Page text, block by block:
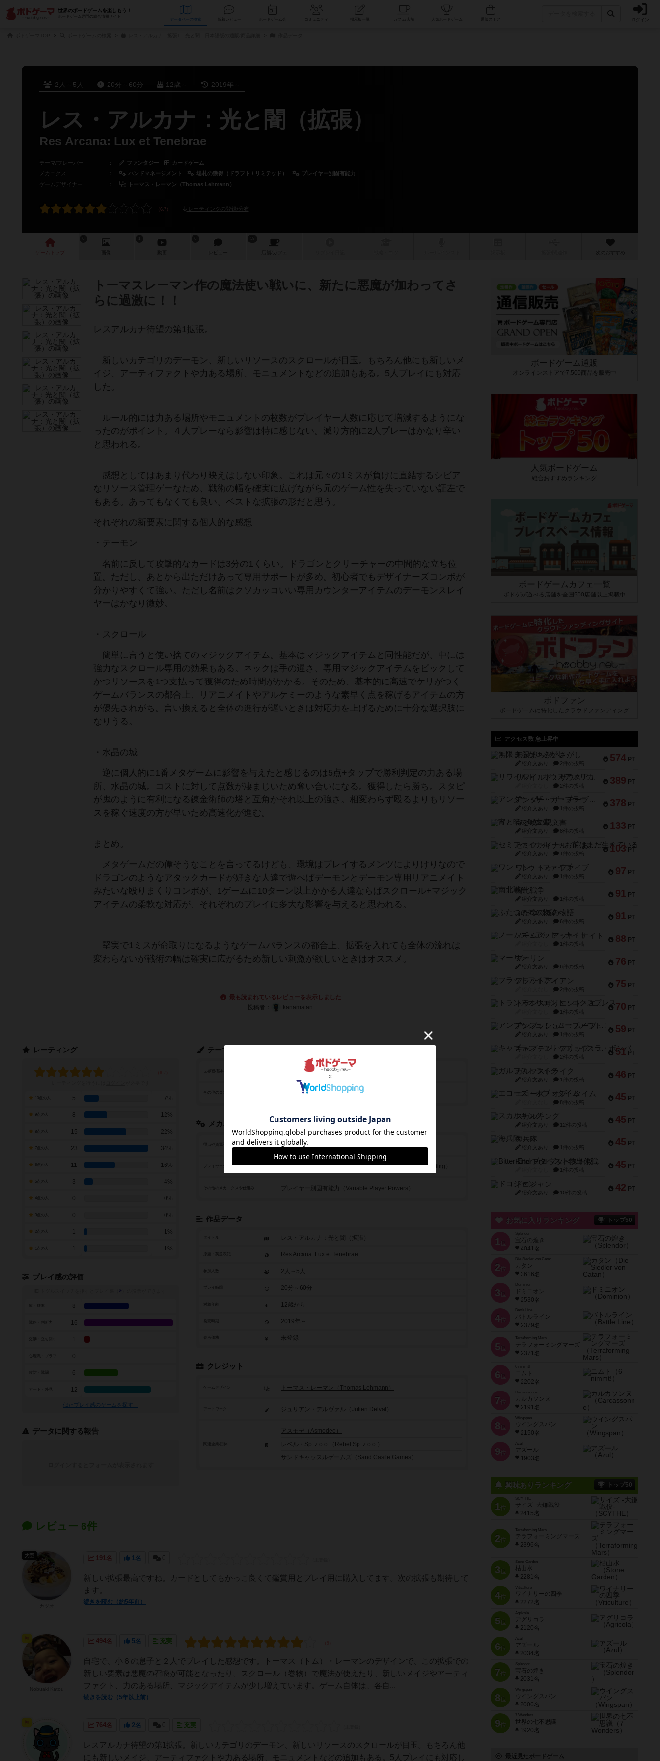
世界のボードゲームを楽しもう！
ボードゲーム専門の総合情報サイト
データベース コミュニティ 人気ボードゲーム ログイン
2人～5人 20分～60分 12歳～ 2019年～
レス・アルカナ：光と闇（拡張）
Res Arcana: Lux et Tenebrae
テーマ/フレーバー ： ファンタジー
カードゲーム
メカニクス
： ハンドマネージメント 場札の獲得（ドラフト / リミテッド）
プレイヤー別固有能力
ゲームデザイナー
： トーマス・レーマン（Thomas Lehmann）
レーティングの登録/分布
ゲーム 画像 レビュー 店舗/ カフェ 次のおすすめ
トーマスレーマン作の魔法使い戦いに、新たに悪魔が加わってさ
らに過激に！！
レスアルカナ待望の第1拡張。
新しいカテゴリのデーモン、新しいリソースのスクロールが目玉。もちろん他にも新しいメ
イジ、アーティファクトや力ある場所、モニュメントなどの追加もある。5人プレイにも対応
した。
ルール的には力ある場所やモニュメントの枚数がプレイヤー人数に応じて増減するようにな
ったのがポイント。４人プレーなら影響は特に感じない。減り方的に2人プレーはかなり辛い
と思われる。
感想としてはあまり代わり映えはしない印象。これは元々の1ミスが負けに直結するシビア
なリソース管理ゲーなため、戦術の幅を確実に広げながら元のゲーム性を失っていない証左で
もある。あってもなくても良い、ベストな拡張の形だと思う。
それぞれの新要素に関する個人的な感想
・デーモン
名前に反して攻撃的なカードは3分の1くらい。ドラゴンとクリーチャーの中間的な立ち位
置。ただし、あとから出ただけあって専用サポートが多め。初心者でもデザイナーズコンボが
分かりやすくて強い。ただし名前はクソカッコいい専用カウンターアイテムのデーモンスレイ
ヤーはかなり微妙。
・スクロール
簡単に言うと使い捨てのマジックアイテム。基本はマジックアイテムと同性能だが、中には
強力なスクロール専用の効果もある。ネックは手の遅さ、専用マジックアイテムをピックして
かつリソースを1つ支払って獲得のため時間がかかる。そのため、基本的に高速でケリがつく
ゲームバランスの都合上、リアニメイトやアルケミーのような素早く点を稼げるアイテムの方
が優先されがち。言い換えると全体の進行が遅いときは対応力を上げるために十分な選択肢に
なりうる。
・水晶の城
逆に個人的に1番メタゲームに影響を与えたと感じるのは5点+タップで勝利判定の力ある場
所、水晶の城。コストに対して点数が凄まじいため奪い合いになる。獲得したら勝ち。スタピ
が鬼のように有利になる錬金術師の塔と互角かそれ以上の強さ。相変わらず殴るよりもリソー
スを稼ぐ速度の方が早いため高速化が進む。
まとめ。
メタゲームだの偉そうなことを言ってるけども、環境はプレイするメンツによりけりなので
ドラゴンのようなアタックカードが好きな人達で遊べばデーモンとデーモン専用リアニメイト
みたいな殴りまくりコンボが、1ゲームに10ターン以上かかる人達ならばスクロール+マジック
アイテムの柔軟な対応が、それぞれのプレイに多大な影響を与えると思われる。
堅実で1ミスが命取りになるようなゲームバランスの都合上、拡張を入れても全体の流れは
変わらないが戦術の幅は確実に広がるため新しい刺激が欲しいときはオススメ。
最も読まれているレビューを表示しました
投稿者：
kanamatan
テーマ/フレーバー
ファンタジー（Fantasy）
カードゲーム（Card Game）
メカニクス
得点や資源等の獲得ルール ハンドマネージメント（Hand Management）
プレイヤーの干渉/影響アクション 場札の獲得（ドラフト / リミテッド）（Limited / Card Drafting）
その他のメカニクスや仕組み プレイヤー別固有能力（Variable Player Powers）
作品データ
タイトル レス・アルカナ：光と闇（拡張）
Res Arcana: Lux et Tenebrae
参加人数 2人～5人
20分～60分
12歳から
2019年～
参考価格 未登録
クレジット
ゲームデザイン トーマス・レーマン（Thomas Lehmann）
アートワーク ジュリアン・デルヴァル（Julien Delval）
アスモデ（Asmodee）
レベル・Sp. z o.o.（Rebel Sp. z o.o.）
サンドキャッスルゲームズ（Sand Castle Games）
レーティング
5 7%
8 12%
15 22%
7点の人 23 34%
11 16%
3 4%
0 0%
0 0%
1 1%
1 1%
プレイ感の評価
※
8
戦略・判断力 16
1
0
6
アート・外見 12
似たプレイ感のゲームを探す→
データに関する報告
レビュー 6件
191名 1名 0
新しい拡張最高ですね。カードとしてもかっこ良くて鑑賞用とプレイ用に購入してます。次の拡張も期待して
ます。
続きを読む（約5年前）
大臣
494名 5名 充実
自宅で、小６の息子と２人でプレイした感想です。トーマス（トム）・レーマンのデザインで、この拡張での
新しい要素は悪魔の召喚が可能となったり、スクロール（巻物）で魔法が使えたり、新しいメイジやアーティ
ファクト、力のある場所、マジックアイテムが少し増えています。ゲーム自体は、各自...
続きを読む（5年以上前）
764名 2名 0 充実
レスアルカナ待望の第1拡張。新しいカテゴリのデーモン、新しいリソースのスクロールが目玉。もちろん他
にも新しいメイジ、アーティファクトや力ある場所、モニュメントなどの追加もある。5人プレイにも対応し
ボードゲーム通販
オンラインストアで7,500商品を販売中
人気ボードゲーム
総合おすすめランキング
ボードゲームカフェ一覧
ボドゲが遊べる店舗を全国500店舗以上掲載中
ボドファン
ボードゲームに特化したクラウドファンディング
アクセス数 急上昇中
574 PT
無限まちがいさがし
紹介文あり 2件の投稿
389 PT
リワイルド：サウスアメリカ
2件の投稿
378 PT
アンダー・ザ・テーブラー
紹介文あり 1件の投稿
133 PT
宵と暁の呪文書
紹介文あり 8件の投稿
103 PT
セミファイナル ～お前はまだ生きている～
紹介文あり 1件の投稿
97 PT
ワン・トゥ・ファイブ
紹介文あり 1件の投稿
91 PT
南北戦争
紹介文あり 1件の投稿
91 PT
ふたつの城の物語
紹介文あり 6件の投稿
88 PT
ノームズ・アット・ナイト
1件の投稿
76 PT
マーリン
紹介文あり 6件の投稿
75 PT
フラットアイアン
2件の投稿
70 PT
トランスオリエント・エクスプレス
1件の投稿
59 PT
アンブッシュ！：ムーブアウト！
紹介文あり 1件の投稿
51 PT
キャプテン・フリップ：イスラ・ボンバ
2件の投稿
46 PT
ガルフストライク
紹介文あり 1件の投稿
45 PT
エコーズ・オブ・タイム
8件の投稿
45 PT
スカルキング
紹介文あり 12件の投稿
45 PT
海兵隊
紹介文あり 1件の投稿
45 PT
Bitter End ブタペスト救出作戦
1件の投稿
42 PT
ドコジャン
紹介文あり 10件の投稿
お気に入りランキング トップ50
1 位
宝石の煌き
4041名
2 位
Die Siedler von Catan
カタン
3616名
3 位
ドミニオン
2530名
4位
Battle Line
バトルライン
2379名
5 位
Terraforming Mars
テラフォーミングマーズ
2371名
6 位
ニムト
2202名
7 位
Carcassonne
カルカソンヌ
2191名
8 位
Wingspan
ウイングスパン
2150名
9 位
Azul
アズール
1903名
興味ありランキング トップ50
1位
SCYTHE
サイズ -大鎌戦役-
2415名
2位
Terraforming Mars
テラフォーミングマーズ
2396名
3位
Stone Garden
枯山水
2281名
4位
Viticulture
ワイナリーの四季
2272名
5位
Agricola
アグリコラ
2120名
6位
Azul
アズール
2034名
7位
宝石の煌き
2031名
8位
Wingspan
ウイングスパン
2006名
9位
7 Wonders
世界の七不思議
1920名
最近見たボードゲーム